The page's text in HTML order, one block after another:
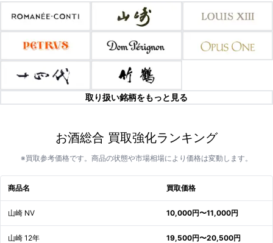
取り扱い銘柄をもっと見る
お酒総合 買取強化ランキング
※買取参考価格です。商品の状態や市場相場により価格は変動します。
商品名 買取価格
山崎 NV 10,000円〜11,000円
山崎 12年 19,500円〜20,500円